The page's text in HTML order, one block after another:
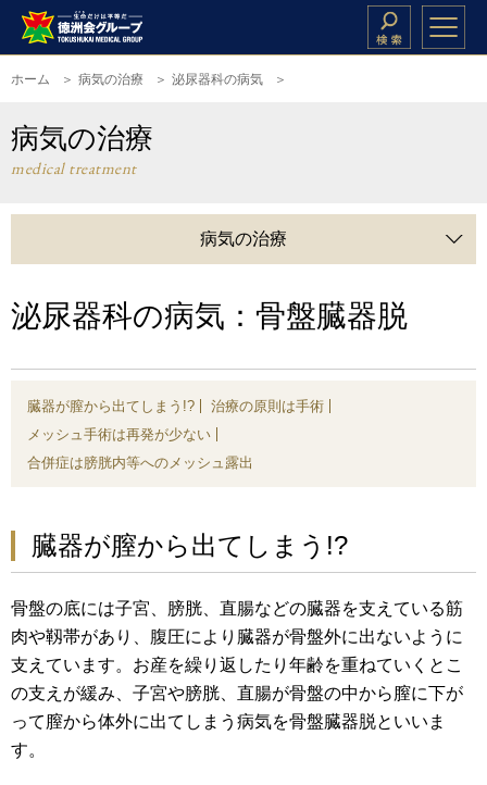
ホーム 病気の治療 泌尿器科の病気
病気の治療
medical treatment
病気の治療
泌尿器科の病気：骨盤臓器脱
臓器が膣から出てしまう!?
治療の原則は手術
メッシュ手術は再発が少ない
合併症は膀胱内等へのメッシュ露出
臓器が膣から出てしまう!?
骨盤の底には子宮、膀胱、直腸などの臓器を支えている筋
肉や靱帯があり、腹圧により臓器が骨盤外に出ないように
支えています。お産を繰り返したり年齢を重ねていくとこ
の支えが緩み、子宮や膀胱、直腸が骨盤の中から膣に下が
って膣から体外に出てしまう病気を骨盤臓器脱といいま
す。